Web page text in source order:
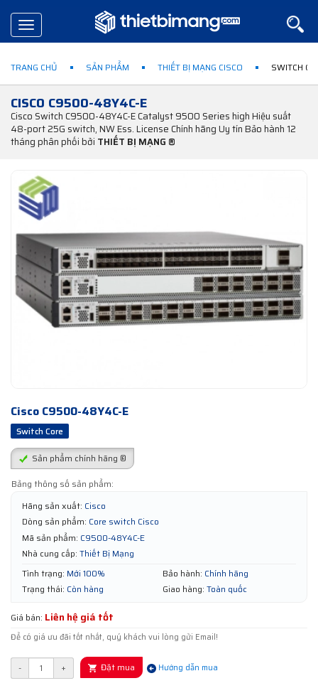
Toggle
navigation
TRANG CHỦ SẢN PHẨM THIẾT BỊ MẠNG CISCO SWITCH
CISCO C9500-48Y4C-E
Cisco Switch C9500-48Y4C-E Catalyst 9500 Series high Hiệu suất
48-port 25G switch, NW Ess. License Chính hãng Uy tín Bảo hành 12
tháng phân phối bởi THIẾT BỊ MẠNG ®
Cisco C9500-48Y4C-E
Switch Core
Sản phẩm chính hãng ®
Bảng thông số sản phẩm:
Hãng sản xuất: Cisco
Dòng sản phẩm: Core switch Cisco
Mã sản phẩm: C9500-48Y4C-E
Nhà cung cấp: Thiết Bị Mạng
Tình trạng: Mới 100% Bảo hành: Chính hãng
Trạng thái: Còn hàng Giao hàng: Toàn quốc
Giá bán: Liên hệ giá tốt
Để có giá ưu đãi tốt nhất, quý khách vui lòng gửi Email!
- + Đặt mua Hướng dẫn mua